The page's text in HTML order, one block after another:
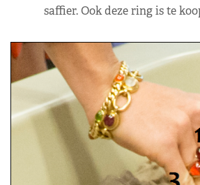
saffier. Ook deze ring is te